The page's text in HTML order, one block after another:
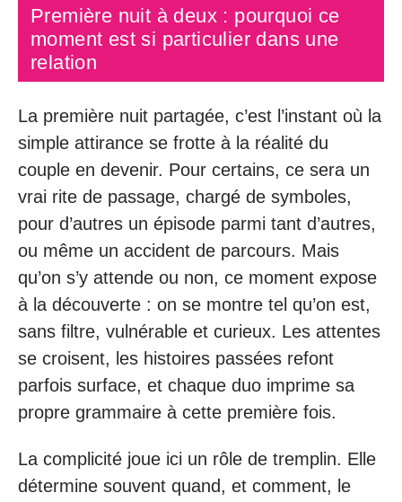
Première nuit à deux : pourquoi ce
moment est si particulier dans une
relation
La première nuit partagée, c’est l’instant où la
simple attirance se frotte à la réalité du
couple en devenir. Pour certains, ce sera un
vrai rite de passage, chargé de symboles,
pour d’autres un épisode parmi tant d’autres,
ou même un accident de parcours. Mais
qu’on s’y attende ou non, ce moment expose
à la découverte : on se montre tel qu’on est,
sans filtre, vulnérable et curieux. Les attentes
se croisent, les histoires passées refont
parfois surface, et chaque duo imprime sa
propre grammaire à cette première fois.
La complicité joue ici un rôle de tremplin. Elle
détermine souvent quand, et comment, le